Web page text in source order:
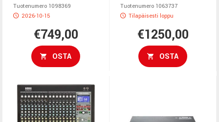
Tuotenumero 1098369
2026-10-15
€749,00
OSTA
Tuotenumero 1063737
Tilapäisesti loppu
€1250,00
OSTA